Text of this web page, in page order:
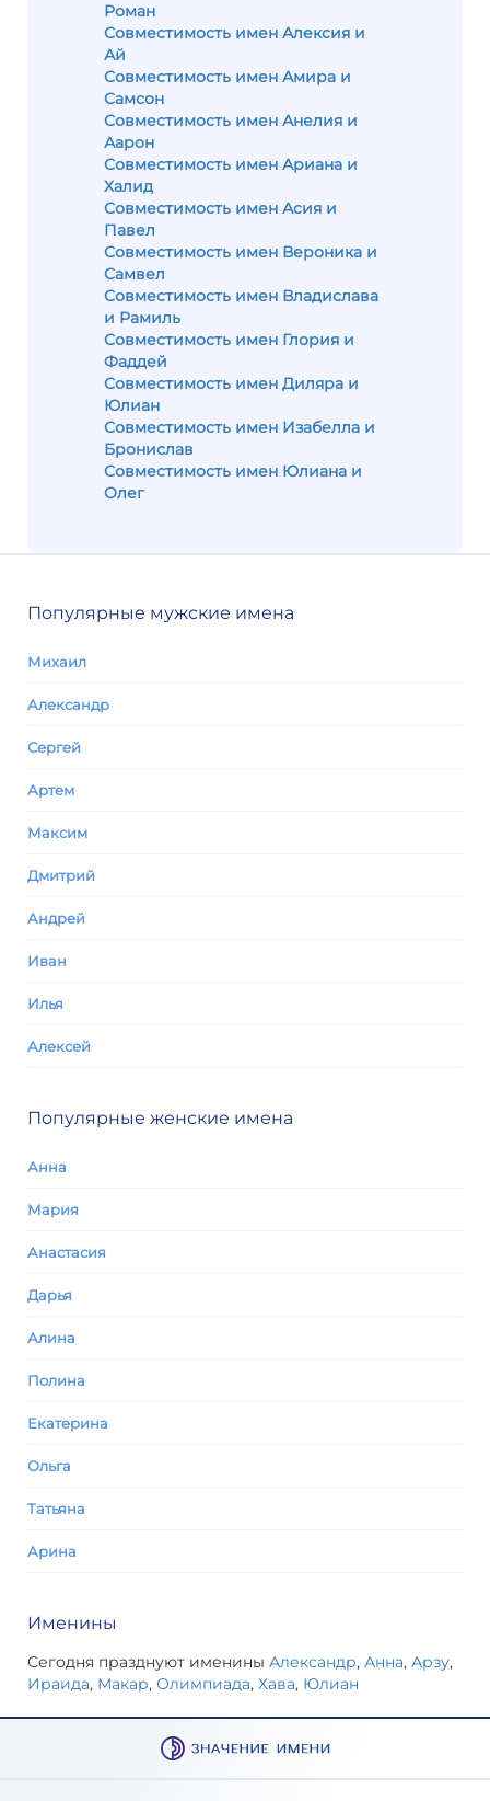
Роман
Совместимость имен Алексия и
Ай
Совместимость имен Амира и
Самсон
Совместимость имен Анелия и
Аарон
Совместимость имен Ариана и
Халид
Совместимость имен Асия и
Павел
Совместимость имен Вероника и
Самвел
Совместимость имен Владислава
и Рамиль
Совместимость имен Глория и
Фаддей
Совместимость имен Диляра и
Юлиан
Совместимость имен Изабелла и
Бронислав
Совместимость имен Юлиана и
Олег
Популярные мужские имена
Михаил
Александр
Сергей
Артем
Максим
Дмитрий
Андрей
Иван
Илья
Алексей
Популярные женские имена
Анна
Мария
Анастасия
Дарья
Алина
Полина
Екатерина
Ольга
Татьяна
Арина
Именины
Сегодня празднуют именины Александр, Анна, Арзу,
Ираида, Макар, Олимпиада, Хава, Юлиан